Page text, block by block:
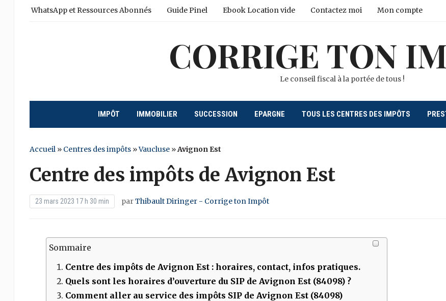
WhatsApp et Ressources Abonnés Guide Pinel Ebook Location vide Contactez moi Mon compte
CORRIGE TON
Le conseil fiscal à la portée de tous !
IMPÔT IMMOBILIER SUCCESSION EPARGNE TOUS LES CENTRES DES IMPÔTS
Accueil» Centres des impôts»Vaucluse»Avignon Est
Centre des impôts de Avignon Est
23 mars 2023 17 h 30 min parThibault Diringer - Corrige ton Impôt
Sommaire
Centre des impôts de Avignon Est: horaires, contact, infos pratiques.
Quels sont les horaires d’ouverture du SIP de Avignon Est (84098)?
Comment aller au service des impôts SIP de Avignon Est (84098)